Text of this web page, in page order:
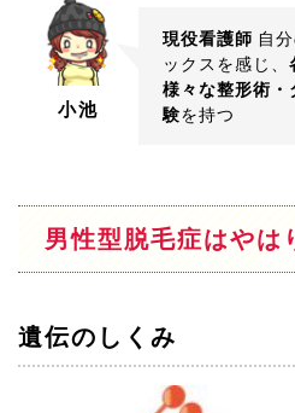
小池
現役看護師 自
ックスを感じ、
様々な整形術・
験を持つ
男性型脱毛症はやは
遺伝のしくみ